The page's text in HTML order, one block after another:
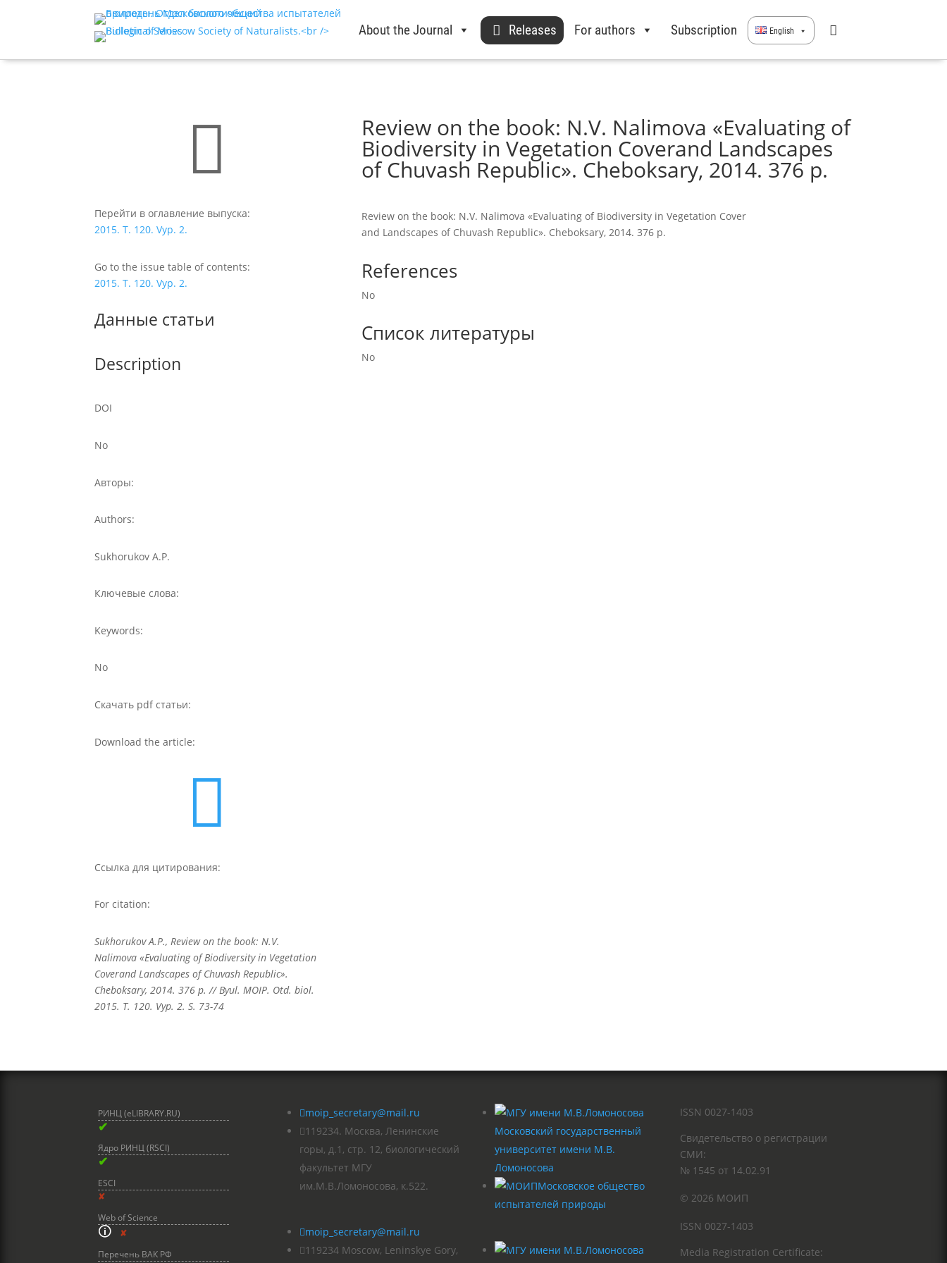
About the Journal Releases For authors Subscription English

Перейти в оглавление выпуска:
2015. T. 120. Vyp. 2.
Go to the issue table of contents:
2015. T. 120. Vyp. 2.
Данные статьи
Description
DOI
No
Авторы:
Authors:
Sukhorukov A.P.
Ключевые слова:
Keywords:
No
Скачать pdf статьи:
Download the article:

Ссылка для цитирования:
For citation:
Sukhorukov A.P., Review on the book: N.V.
Nalimova «Evaluating of Biodiversity in Vegetation
Coverand Landscapes of Chuvash Republic».
Cheboksary, 2014. 376 p. // Byul. MOIP. Otd. biol.
2015. T. 120. Vyp. 2. S. 73-74
Review on the book: N.V. Nalimova «Evaluating of
Biodiversity in Vegetation Coverand Landscapes
of Chuvash Republic». Cheboksary, 2014. 376 p.
Review on the book: N.V. Nalimova «Evaluating of Biodiversity in Vegetation Cover
and Landscapes of Chuvash Republic». Cheboksary, 2014. 376 p.
References
No
Список литературы
No
РИНЦ (eLIBRARY.RU)
✔
Ядро РИНЦ (RSCI)
✔
ESCI
✘
Web of Science
🛈 ✘
Перечень ВАК РФ
moip_secretary@mail.ru
119234. Москва, Ленинские
горы, д.1, стр. 12, биологический
факультет МГУ
им.М.В.Ломоносова, к.522.
moip_secretary@mail.ru
119234 Moscow, Leninskye Gory,
Московский государственный
университет имени М.В.
Ломоносова
Московское общество
испытателей природы
ISSN 0027-1403
Свидетельство о регистрации
СМИ:
№ 1545 от 14.02.91
© 2026 МОИП
ISSN 0027-1403
Media Registration Certificate: